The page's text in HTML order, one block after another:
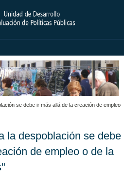
se debe ir más allá de la creación de empleo
la despoblación se debe
de empleo o de la